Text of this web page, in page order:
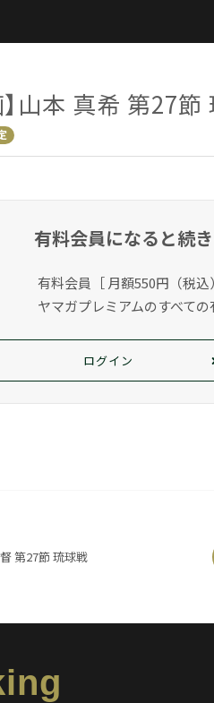
】山本 真希 第27
有料会員になると続
有料会員［ 月額550円（税
ヤマガプレミアムのすべて
ログイン
第27節 琉球戦